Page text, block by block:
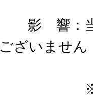
影 響：当
ございません
※一時的